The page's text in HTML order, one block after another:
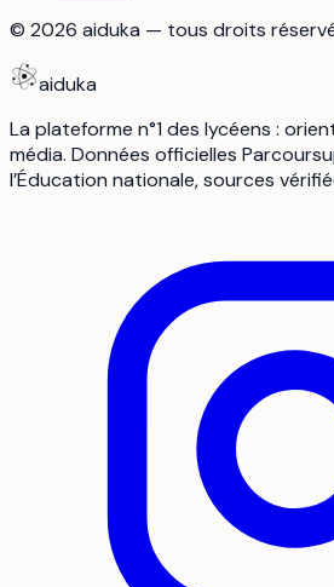
© 2026 aiduka — tous droits
aiduka
La plateforme n°1 des lycéens :
média. Données officielles
l’Éducation nationale, sources